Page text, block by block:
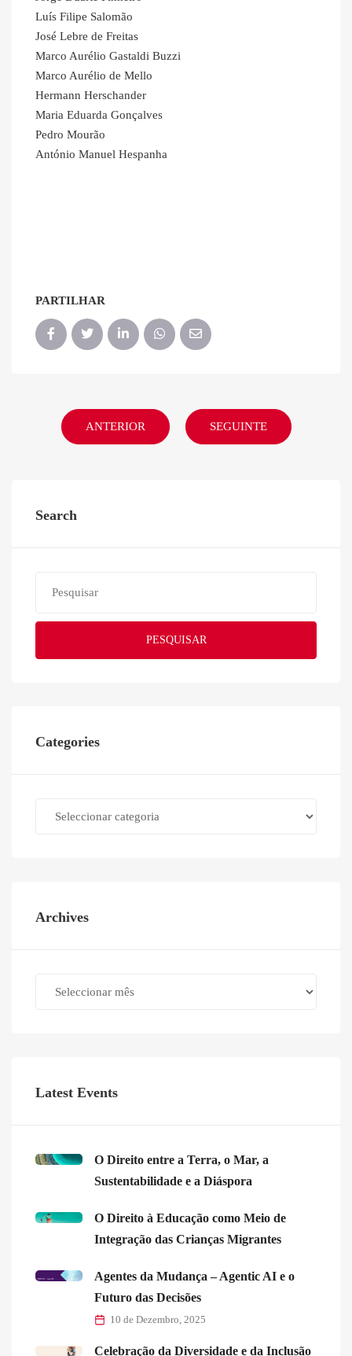
Luís Filipe Salomão
José Lebre de Freitas
Marco Aurélio Gastaldi Buzzi
Marco Aurélio de Mello
Hermann Herschander
Maria Eduarda Gonçalves
Pedro Mourão
António Manuel Hespanha
PARTILHAR
ANTERIOR SEGUINTE
Search
PESQUISAR
Categories
Archives
Latest Events
O Direito entre a Terra, o Mar, a
Sustentabilidade e a Diáspora
O Direito à Educação como Meio de
Integração das Crianças Migrantes
Agentes da Mudança – Agentic AI e o
Futuro das Decisões
10 de Dezembro, 2025
Celebração da Diversidade e da Inclusão